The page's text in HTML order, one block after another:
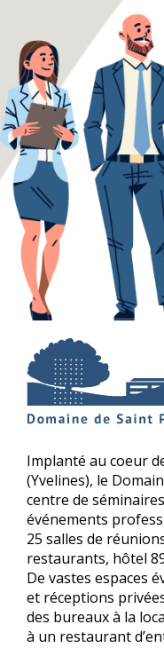
Implanté au coeur
(Yvelines), le
centre de
événements
25 salles de
restaurants, hôtel
De vastes espaces
et réceptions
des bureaux à la
à un restaurant